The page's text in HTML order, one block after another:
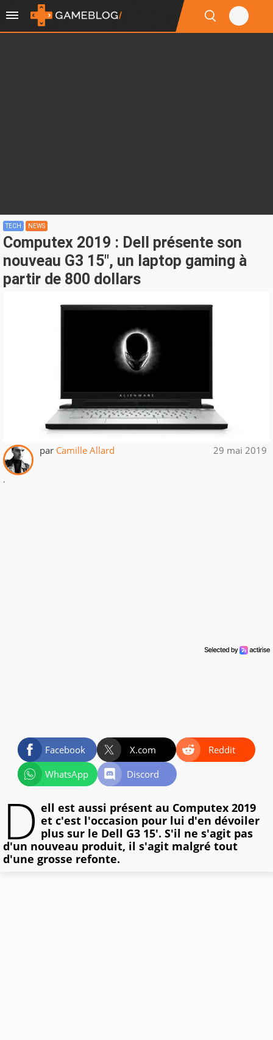
TECH NEWS
Computex 2019 : Dell présente son
nouveau G3 15", un laptop gaming à
partir de 800 dollars
par Camille Allard 29 mai 2019
.
Facebook X.com
Reddit
WhatsApp
Discord
D ell est aussi présent au Computex 2019
et c'est l'occasion pour lui d'en dévoiler
plus sur le Dell G3 15'. S'il ne s'agit pas
d'un nouveau produit, il s'agit malgré tout
d'une grosse refonte.